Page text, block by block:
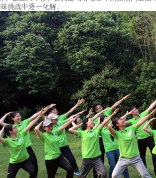
挑战中逐一化解。